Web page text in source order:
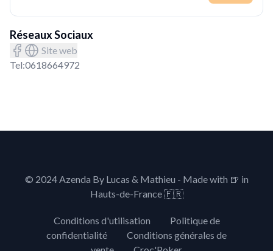
Réseaux Sociaux
Site web
Tel:0618664972
© 2024 Azenda By Lucas & Mathieu - Made with 🍺 in
Hauts-de-France 🇫🇷
Conditions d'utilisation
Politique de
confidentialité
Conditions générales de